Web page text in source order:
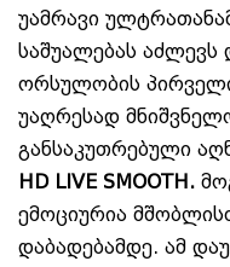
უამრავი
საშუალებას აძლევს
ორსულობის
უაღრესად
განსაკუთრებული
HD LIVE SMOOTH.
ემოციურია
დაბადებამდე. ამ